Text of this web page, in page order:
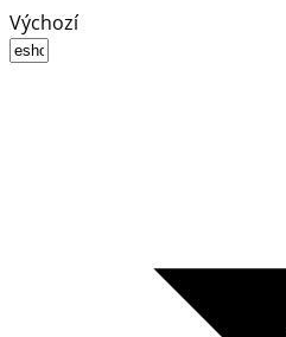
Výchozí